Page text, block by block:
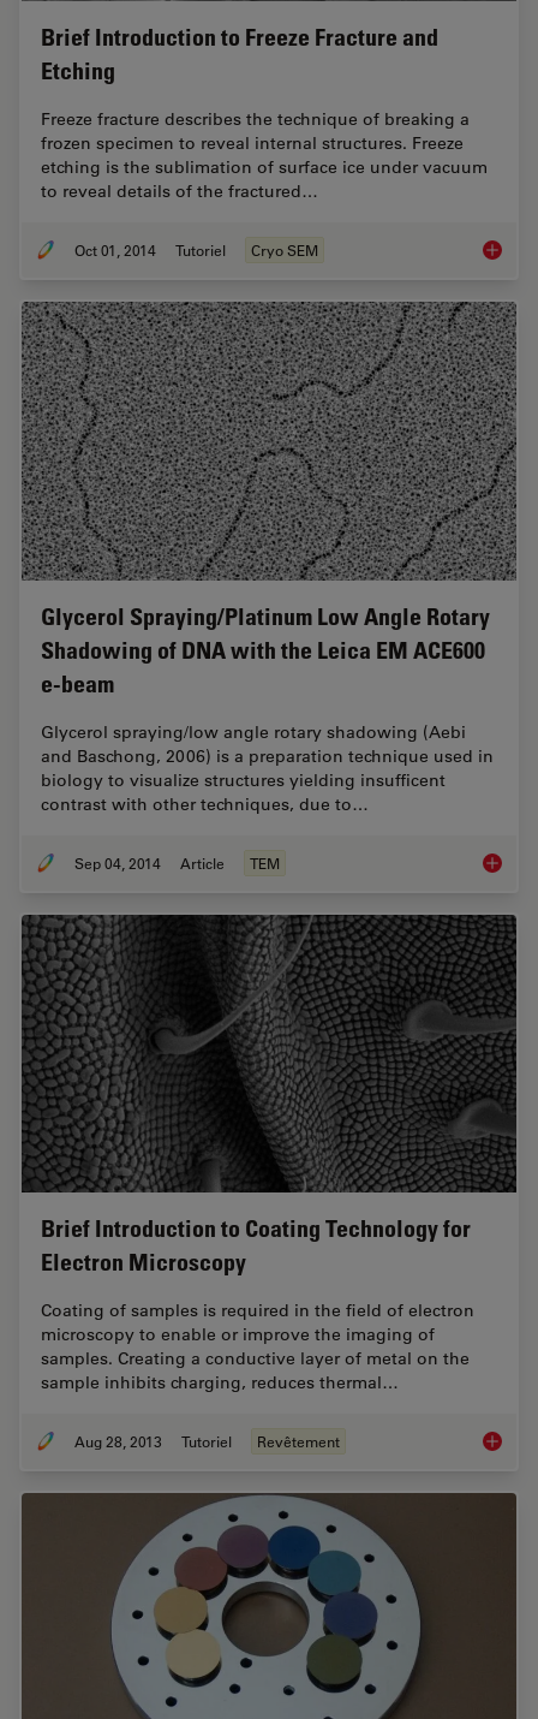
Brief Introduction to Freeze Fracture and
Etching
Freeze fracture describes the technique of breaking a
frozen specimen to reveal internal structures. Freeze
etching is the sublimation of surface ice under vacuum
to reveal details of the fractured…
Oct 01, 2014 Tutoriel Cryo SEM Brief
Glycerol Spraying/Platinum Low Angle Rotary
Shadowing of DNA with the Leica EM ACE600
e-beam
Glycerol spraying/low angle rotary shadowing (Aebi
and Baschong, 2006) is a preparation technique used in
biology to visualize structures yielding insufficent
contrast with other techniques, due to…
Sep 04, 2014 Article TEM
Brief Introduction to Coating Technology for
Electron Microscopy
Coating of samples is required in the field of electron
microscopy to enable or improve the imaging of
samples. Creating a conductive layer of metal on the
sample inhibits charging, reduces thermal…
Aug 28, 2013 Tutoriel Revêtement Brief